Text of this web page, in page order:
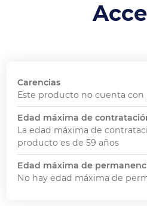
Carencias
Este producto no cuenta con
Edad máxima de
La edad máxima de
producto es de 59 años
Edad máxima de
No hay edad máxima de